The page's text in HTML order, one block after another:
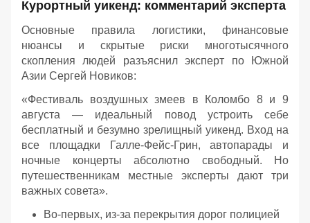
Курортный уикенд: комментарий эксперта
Основные правила логистики, финансовые
нюансы и скрытые риски многотысячного
скопления людей разъяснил эксперт по Южной
Азии Сергей Новиков:
«Фестиваль воздушных змеев в Коломбо 8 и 9
августа — идеальный повод устроить себе
бесплатный и безумно зрелищный уикенд. Вход на
все площадки Галле-Фейс-Грин, автопарады и
ночные концерты абсолютно свободный. Но
путешественникам местные эксперты дают три
важных совета».
Во-первых, из-за перекрытия дорог полицией